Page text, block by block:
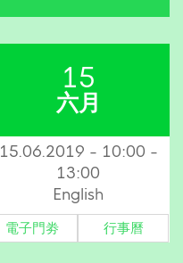
15
六月
15.06.2019 - 10:00 -
13:00
English
電子門劵 行事曆